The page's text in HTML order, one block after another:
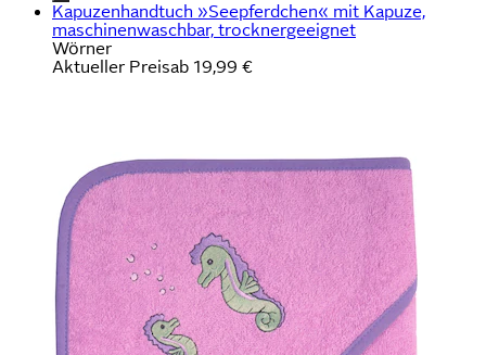
Kapuzenhandtuch »Seepferdchen« mit Kapuze,
maschinenwaschbar, trocknergeeignet
Wörner
Aktueller Preisab 19,99 €